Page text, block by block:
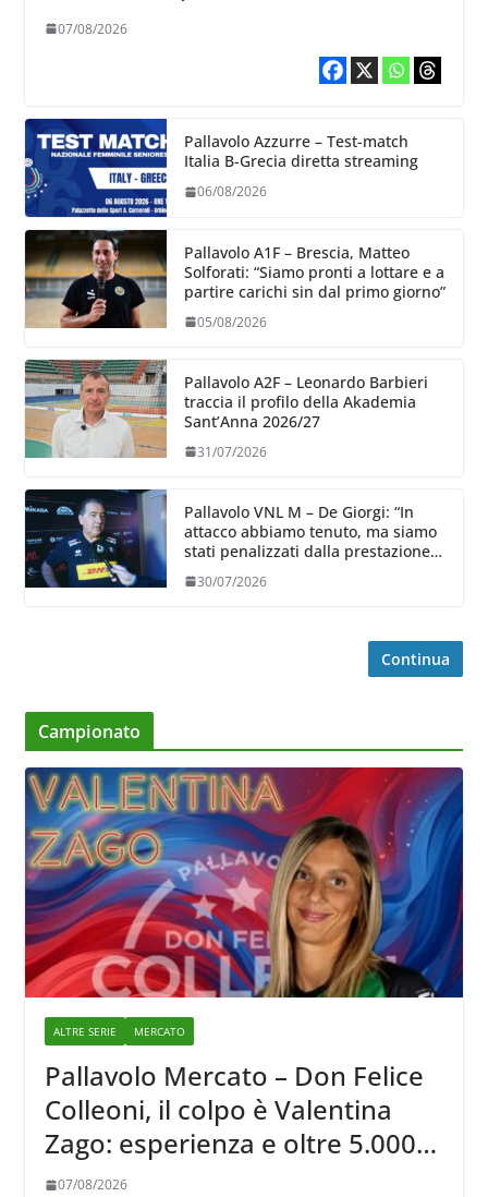
chiare siu cosa vogliamo fare”
07/08/2026
Pallavolo Azzurre – Test-match
Italia B-Grecia diretta streaming
06/08/2026
Pallavolo A1F – Brescia, Matteo
Solforati: “Siamo pronti a lottare e a
partire carichi sin dal primo giorno”
05/08/2026
Pallavolo A2F – Leonardo Barbieri
traccia il profilo della Akademia
Sant’Anna 2026/27
31/07/2026
Pallavolo VNL M – De Giorgi: “In
attacco abbiamo tenuto, ma siamo
stati penalizzati dalla prestazione
30/07/2026
Continua
Campionato
ALTRE SERIE MERCATO
Pallavolo Mercato – Don Felice
Colleoni, il colpo è Valentina
Zago: esperienza e oltre 5.000
punti al servizio di Trescore
07/08/2026